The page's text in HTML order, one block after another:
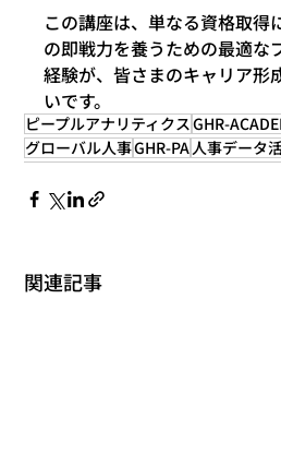
この講座は、単なる資格取得
の即戦力を養うための最適な
経験が、皆さまのキャリア形
いです。
ピープルアナリティクスGHR-
グローバル人事GHR-PA人事データ
関連記事